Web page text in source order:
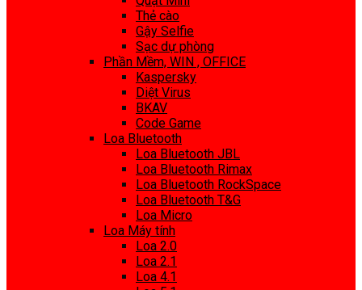
Thẻ cào
Gậy Selfie
Sạc dự phòng
Phần Mềm, WIN , OFFICE
Kaspersky
Diệt Virus
BKAV
Code Game
Loa Bluetooth
Loa Bluetooth JBL
Loa Bluetooth Rimax
Loa Bluetooth RockSpace
Loa Bluetooth T&G
Loa Micro
Loa Máy tính
Loa 2.0
Loa 2.1
Loa 4.1